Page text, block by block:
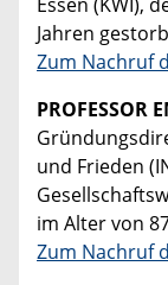
Jahren
Zum Nachruf
PROFESSOR
und Frieden
im Alter von
Zum Nachruf